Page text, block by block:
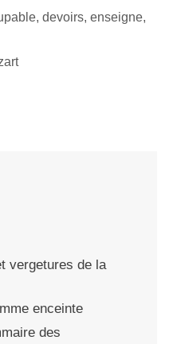
, devoirs, enseigne,
vergetures de la
enceinte
des